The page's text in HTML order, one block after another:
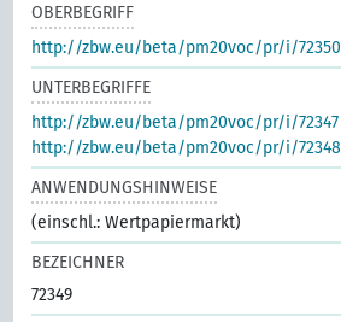
OBERBEGRIFF
http://zbw.eu/beta/pm20voc/pr/i/72350
UNTERBEGRIFFE
http://zbw.eu/beta/pm20voc/pr/i/72347
http://zbw.eu/beta/pm20voc/pr/i/72348
ANWENDUNGSHINWEISE
(einschl.: Wertpapiermarkt)
BEZEICHNER
72349